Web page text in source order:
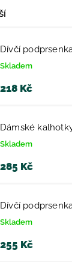
Dívčí
Skladem
218 Kč
Dámské
Skladem
285 Kč
Dívčí
Skladem
255 Kč